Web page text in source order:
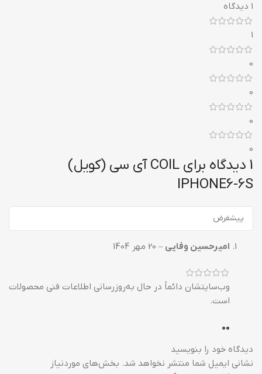
1 دیدگاه
1
0
0
0
0
1 دیدگاه برای
COIL آی سی (کویل)
IPHONE6-6S
امیرحسین وفایی – 20 مهر 1404
وب‌سایتشان دائماً در حال به‌روزرسانی اطلاعات فنی محصولات
است.
0
0
دیدگاه خود را بنویسید
نشانی ایمیل شما منتشر نخواهد شد. بخش‌های موردنیاز